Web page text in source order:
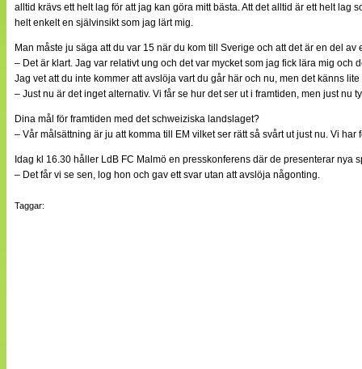
alltid krävs ett helt lag för att jag kan göra mitt bästa. Att det alltid är ett helt
helt enkelt en självinsikt som jag lärt mig.
Man måste ju säga att du var 15 när du kom till Sverige och att det är en del
– Det är klart. Jag var relativt ung och det var mycket som jag fick lära mig och
Jag vet att du inte kommer att avslöja vart du går här och nu, men det känns
– Just nu är det inget alternativ. Vi får se hur det ser ut i framtiden, men just nu
Dina mål för framtiden med det schweiziska landslaget?
– Vår målsättning är ju att komma till EM vilket ser rätt så svårt ut just nu. Vi
Idag kl 16.30 håller LdB FC Malmö en presskonferens där de presenterar
– Det får vi se sen, log hon och gav ett svar utan att avslöja någonting.
Taggar: